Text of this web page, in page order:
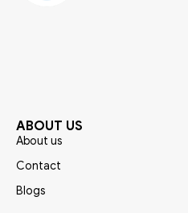
ABOUT US
About us
Contact
Blogs